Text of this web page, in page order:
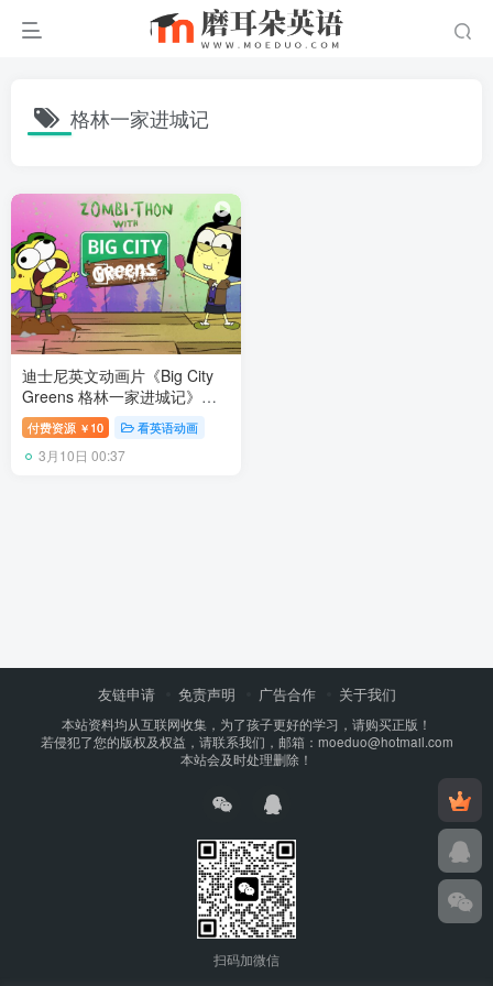
格林一家进城记
迪士尼英文动画片《Big City
Greens 格林一家进城记》全
1-3季共124集，1080P高清视
频带英文字幕，百度网盘下
载！
付费资源 ￥ 10 看英语动画
3月10日 00:37
友链申请 免责声明 广告合作 关于我们
本站资料均从互联网收集，为了孩子更好的学习，请购买正版！
若侵犯了您的版权及权益，请联系我们，邮箱：moeduo@hotmail.com
本站会及时处理删除！
扫码加微信